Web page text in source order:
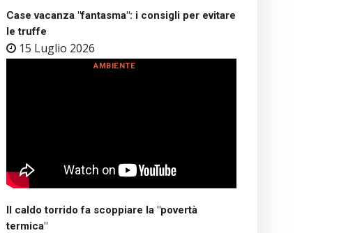
Case vacanza "fantasma": i consigli per evitare
le truffe
15 Luglio 2026
Il caldo torrido fa scoppiare la "povertà
termica"
AMBIENTE